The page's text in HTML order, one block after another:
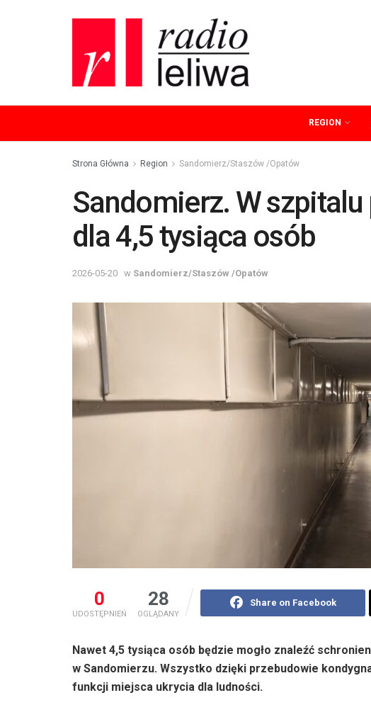
REGION
Strona Główna Region Sandomierz/Staszów /Opatów
Sandomierz. W
dla 4,5 tysiąca osób
2026-05-20 w Sandomierz/Staszów /Opatów
0
UDOSTĘPNIEŃ
28
OGLĄDANY
Share on Facebook
Nawet 4,5 tysiąca osób będzie mogło znaleźć
w Sandomierzu. Wszystko dzięki przebudowie
funkcji miejsca ukrycia dla ludności.